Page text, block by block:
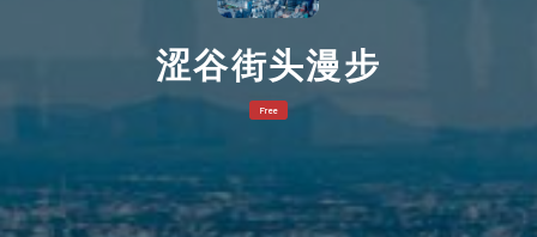
涩谷街头漫步
Free